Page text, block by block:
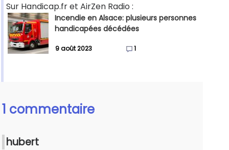
Sur Handicap.fr et AirZen Radio :
Incendie en Alsace: plusieurs personnes
handicapées décédées
9 août 2023 1
1 commentaire
hubert